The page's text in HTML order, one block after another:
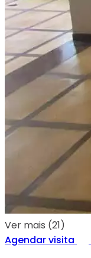
Ver mais (21)
Agendar visita